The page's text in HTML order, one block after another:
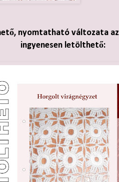
nyomtatható változata
ingyenesen letölthető: